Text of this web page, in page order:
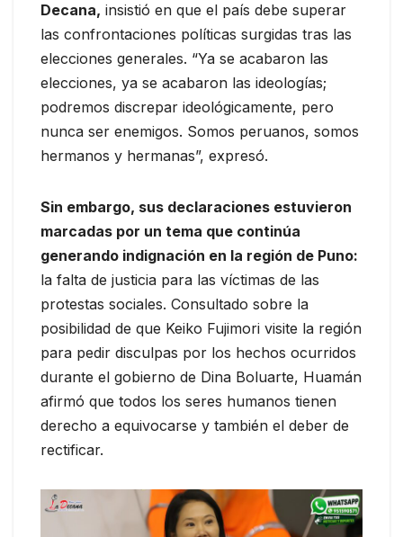
Decana, insistió en que el país debe superar
las confrontaciones políticas surgidas tras las
elecciones generales. “Ya se acabaron las
elecciones, ya se acabaron las ideologías;
podremos discrepar ideológicamente, pero
nunca ser enemigos. Somos peruanos, somos
hermanos y hermanas”, expresó.
Sin embargo, sus declaraciones estuvieron
marcadas por un tema que continúa
generando indignación en la región de Puno:
la falta de justicia para las víctimas de las
protestas sociales. Consultado sobre la
posibilidad de que Keiko Fujimori visite la región
para pedir disculpas por los hechos ocurridos
durante el gobierno de Dina Boluarte, Huamán
afirmó que todos los seres humanos tienen
derecho a equivocarse y también el deber de
rectificar.